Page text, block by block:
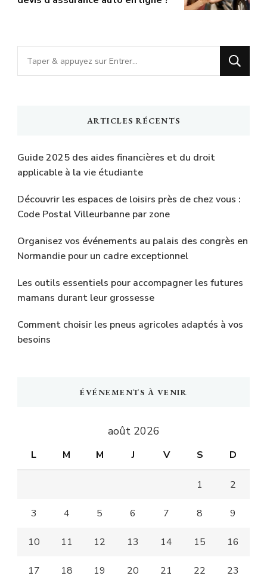
Vous
recherchiez
ARTICLES RÉCENTS
Guide 2025 des aides financières et du droit
applicable à la vie étudiante
Découvrir les espaces de loisirs près de chez vous :
Code Postal Villeurbanne par zone
Organisez vos événements au palais des congrès en
Normandie pour un cadre exceptionnel
Les outils essentiels pour accompagner les futures
mamans durant leur grossesse
Comment choisir les pneus agricoles adaptés à vos
besoins
ÉVÉNEMENTS À VENIR
août 2026
L M M J V S D
1 2
3 4 5 6 7 8 9
10 11 12 13 14 15 16
17 18 19 20 21 22 23